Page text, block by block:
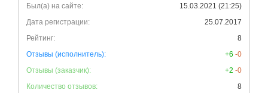
Был(а) на сайте:
15.03.2021 (21:25)
Дата регистрации:
25.07.2017
Рейтинг:
8
Отзывы (исполнитель):
+6 -0
Отзывы (заказчик):
+2 -0
Количество отзывов:
8